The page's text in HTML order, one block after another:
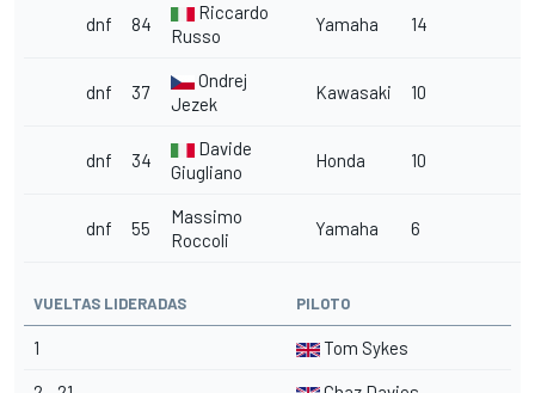
dnf 84
Riccardo
Russo
Yamaha 14
dnf 37
Ondrej
Jezek
Kawasaki 10
dnf 34
Davide
Giugliano
Honda 10
dnf 55
Massimo
Roccoli
Yamaha 6
VUELTAS LIDERADAS PILOTO
1 Tom Sykes